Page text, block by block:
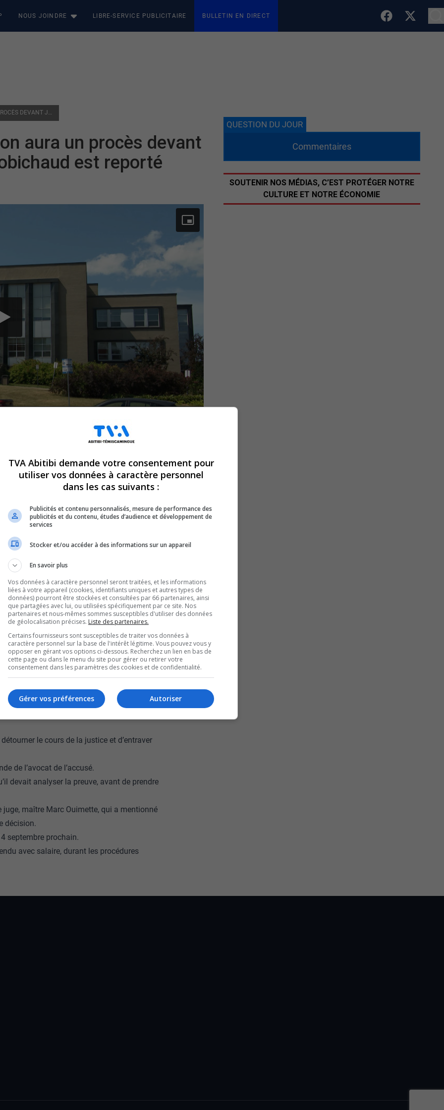
NOUS JOINDRE LIBRE-SERVICE PUBLICITAIRE BULLETIN EN DIRECT
JUDICIAIRE : DAPHNÉE PERRON AURA UN PROCÈS DEVANT JURY ET LE DOSSIER D’ÉRIC ROBICHAUD EST REPORTÉ
aura un procès devant
est reporté
retour devant le
palais de justice de
d’accusation de conduite avec les facultés
la mort.
du Lac, en juin 2025.
le choix du mode de procès.
a mentionné qu’il se déroulera devant juge
elle qui est d’ailleurs en liberté, malgré les
prochain.
ans, a également comparu, lundi, en
de confiance.
à un sujet et aurait omis de révéler
le cours de la justice et d’entraver
de l’avocat de l’accusé.
devait analyser la preuve, avant de prendre
maître Marc Ouimette, qui a mentionné
décision.
septembre prochain.
avec salaire, durant les procédures
QUESTION DU JOUR
Commentaires
SOUTENIR NOS MÉDIAS, C’EST PROTÉGER NOTRE
CULTURE ET NOTRE ÉCONOMIE
TVA Abitibi demande votre consentement pour
utiliser vos données à caractère personnel
dans les cas suivants :
Publicités et contenu personnalisés, mesure de performance des
publicités et du contenu, études d’audience et développement de
services
Stocker et/ou accéder à des informations sur un appareil
En savoir plus
Vos données à caractère personnel seront traitées, et les informations
liées à votre appareil (cookies, identifiants uniques et autres types de
données) pourront être stockées et consultées par 66 partenaires, ainsi
que partagées avec lui, ou utilisées spécifiquement par ce site. Nos
partenaires et nous-mêmes sommes susceptibles d'utiliser des données
de géolocalisation précises. Liste des partenaires.
Certains fournisseurs sont susceptibles de traiter vos données à
caractère personnel sur la base de l'intérêt légitime. Vous pouvez vous y
opposer en gérant vos options ci-dessous. Recherchez un lien en bas de
cette page ou dans le menu du site pour gérer ou retirer votre
consentement dans les paramètres des cookies et de confidentialité.
Autoriser
Gérer vos préférences